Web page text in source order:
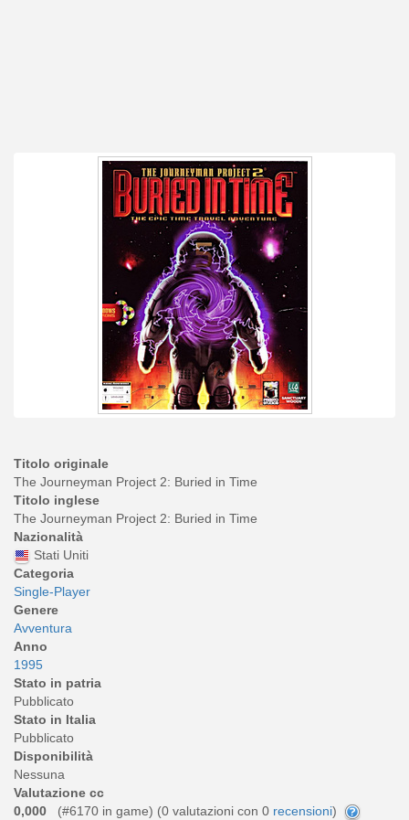
Titolo originale
The Journeyman Project 2: Buried in Time
Titolo inglese
The Journeyman Project 2: Buried in Time
Nazionalità
Stati Uniti
Categoria
Single-Player
Genere
Avventura
Anno
1995
Stato in patria
Pubblicato
Stato in Italia
Pubblicato
Disponibilità
Nessuna
Valutazione cc
0,000
(#6170 in game) (0 valutazioni con 0 recensioni)